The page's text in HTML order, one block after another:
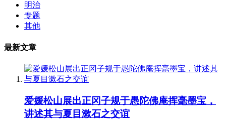
明治
专题
其他
最新文章
爱媛松山展出正冈子规于愚陀佛庵挥毫墨宝，
讲述其与夏目漱石之交谊